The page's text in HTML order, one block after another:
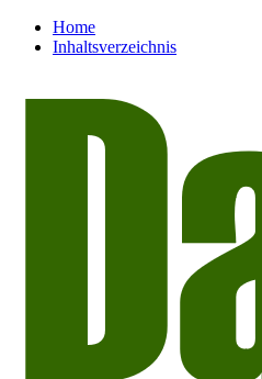
Home
Inhaltsverzeichnis